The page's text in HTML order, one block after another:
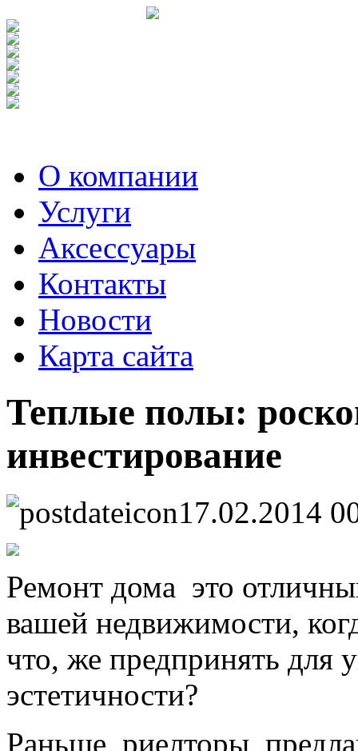
О компании
Услуги
Аксесcуары
Контакты
Новости
Карта сайта
Теплые полы:
инвестирование
17.02.2014
Ремонт дома это
вашей недвижимости,
что, же предпринять для
эстетичности?
Раньше, риелторы